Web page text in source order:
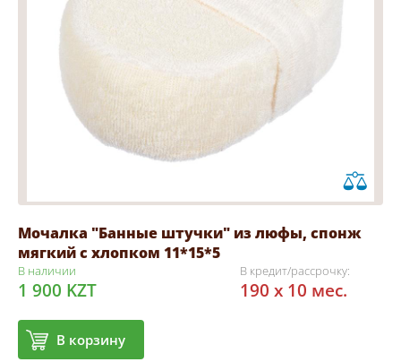
Мочалка "Банные штучки" из люфы, спонж
мягкий с хлопком 11*15*5
В наличии
1 900 KZT
В корзину
В кредит/рассрочку:
190 x 10 мес.